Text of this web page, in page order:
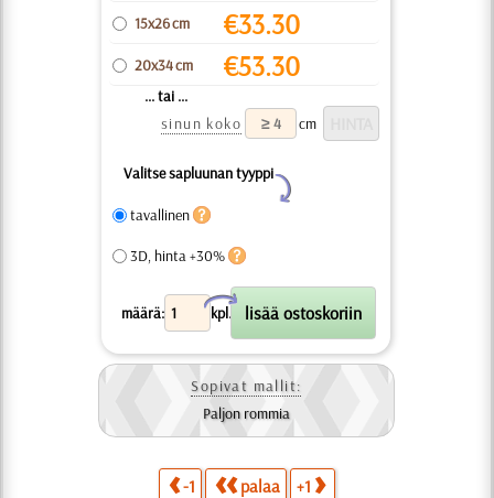
15x26 cm €33.30
20x34 cm €53.30
... tai ...
sinun koko
cm
Valitse sapluunan tyyppi
Y
tavallinen
3D, hinta +30%
määrä: kpl.
X
Sopivat mallit:
Paljon rommia
-1 palaa +1